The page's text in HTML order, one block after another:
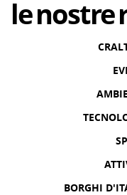
lenostre
BORGHI